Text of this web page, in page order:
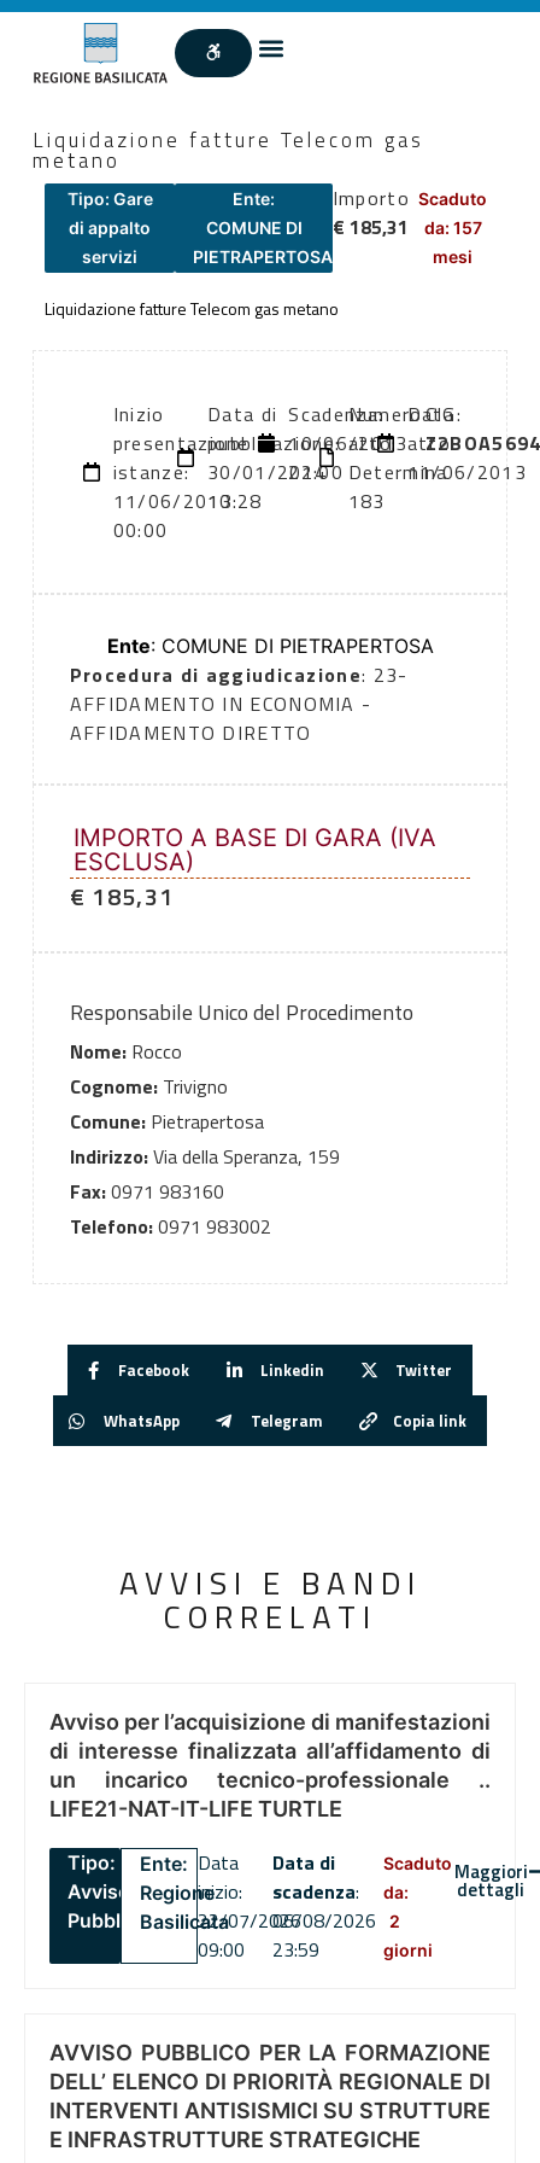
Liquidazione fatture Telecom gas
metano
Tipo: Gare
di appalto
servizi
Ente:
COMUNE DI
PIETRAPERTOSA
Importo
€ 185,31
Scaduto
da: 157
mesi
Liquidazione fatture Telecom gas metano
Inizio
presentazione
istanze:
11/06/2013
00:00
Data di
pubblicazione:
30/01/2014
10:28
Scadenza:
10/06/2013
22:00
Numero
atto:
Determina
183
Data
atto:
11/06/2013
CIG:
Ente: COMUNE DI PIETRAPERTOSA
Procedura di aggiudicazione: 23-
AFFIDAMENTO IN ECONOMIA -
AFFIDAMENTO DIRETTO
IMPORTO A BASE DI GARA (IVA
ESCLUSA)
€ 185,31
Responsabile Unico del Procedimento
Nome:Rocco
Cognome:Trivigno
Comune:Pietrapertosa
Indirizzo:Via della Speranza, 159
Fax:0971 983160
Telefono:0971 983002
Facebook Linkedin Twitter
WhatsApp Telegram Copia link
AVVISI E BANDI
CORRELATI
Avviso per l’acquisizione di manifestazioni
di interesse finalizzata all’affidamento di
un incarico tecnico-professionale ..
LIFE21-NAT-IT-LIFE TURTLE
Tipo:
Avviso
Pubblico
Ente:
Regione
Basilicata
Data
inizio:
22/07/2026
09:00
Data di
scadenza:
06/08/2026
23:59
Scaduto
da:
2
giorni
Maggiori
dettagli
AVVISO PUBBLICO PER LA FORMAZIONE
DELL’ ELENCO DI PRIORITÀ REGIONALE DI
INTERVENTI ANTISISMICI SU STRUTTURE
E INFRASTRUTTURE STRATEGICHE